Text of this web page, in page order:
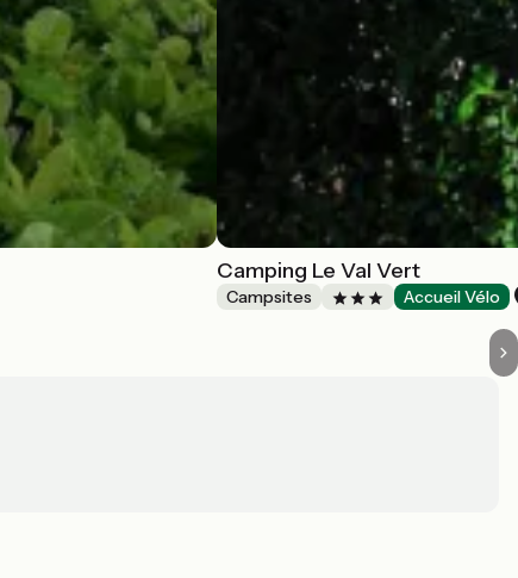
Camping Le Val Vert
Campsites Accueil Vélo